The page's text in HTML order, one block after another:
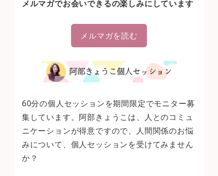
メルマガでお会いできるの楽しみにしています
メルマガを読む
60分の個人セッションを期間限定でモニター募
集しています。阿部きょうこは、人とのコミュ
ニケーションが得意ですので、人間関係のお悩
みについて、個人セッションを受けてみません
か？